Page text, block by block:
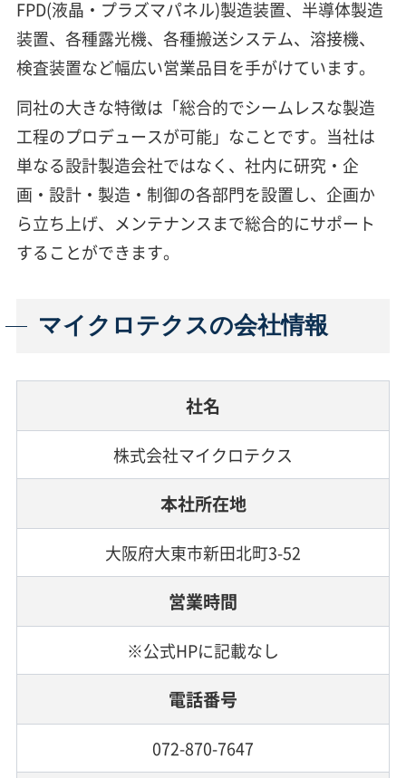
FPD(液晶・プラズマパネル)製造装置、半導体製造
装置、各種露光機、各種搬送システム、溶接機、
検査装置など幅広い営業品目を手がけています。
同社の大きな特徴は「総合的でシームレスな製造
工程のプロデュースが可能」なことです。当社は
単なる設計製造会社ではなく、社内に研究・企
画・設計・製造・制御の各部門を設置し、企画か
ら立ち上げ、メンテナンスまで総合的にサポート
することができます。
マイクロテクスの会社情報
社名
株式会社マイクロテクス
本社所在地
大阪府大東市新田北町3-52
営業時間
※公式HPに記載なし
電話番号
072-870-7647